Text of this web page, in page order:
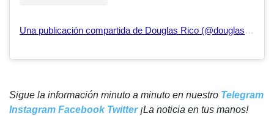
Una publicación compartida de Douglas Rico (@douglasricovzla)
Sigue la información minuto a minuto en nuestro Telegram
Instagram Facebook Twitter¡La noticia en tus manos!